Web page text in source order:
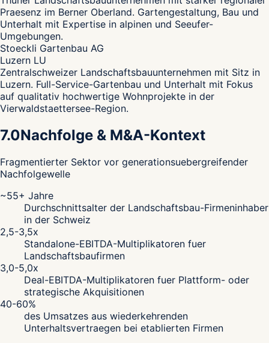
Praesenz im Berner Oberland. Gartengestaltung, Bau und
Unterhalt mit Expertise in alpinen und Seeufer-
Umgebungen.
Stoeckli Gartenbau AG
Luzern LU
Zentralschweizer Landschaftsbauunternehmen mit Sitz in
Luzern. Full-Service-Gartenbau und Unterhalt mit Fokus
auf qualitativ hochwertige Wohnprojekte in der
Vierwaldstaettersee-Region.
7.0Nachfolge & M&A-Kontext
Fragmentierter Sektor vor generationsuebergreifender
Nachfolgewelle
~55+ Jahre
Durchschnittsalter der Landschaftsbau-Firmeninhaber
in der Schweiz
2,5-3,5x
Standalone-EBITDA-Multiplikatoren fuer
Landschaftsbaufirmen
3,0-5,0x
Deal-EBITDA-Multiplikatoren fuer Plattform- oder
strategische Akquisitionen
40-60%
des Umsatzes aus wiederkehrenden
Unterhaltsvertraegen bei etablierten Firmen